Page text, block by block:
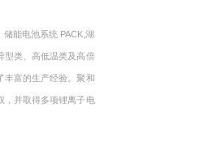
能电池系统 PACK,湖
型类、高低温类及高倍
丰富的生产经验。聚和
，并取得多项锂离子电